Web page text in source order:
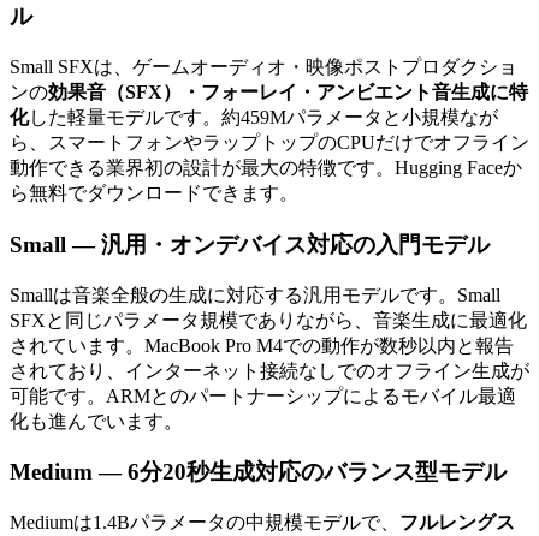
ル
Small SFXは、ゲームオーディオ・映像ポストプロダクショ
ンの効果音（SFX）・フォーレイ・アンビエント音生成に特
化した軽量モデルです。約459Mパラメータと小規模なが
ら、スマートフォンやラップトップのCPUだけでオフライン
動作できる業界初の設計が最大の特徴です。Hugging Faceか
ら無料でダウンロードできます。
Small — 汎用・オンデバイス対応の入門モデル
Smallは音楽全般の生成に対応する汎用モデルです。Small
SFXと同じパラメータ規模でありながら、音楽生成に最適化
されています。MacBook Pro M4での動作が数秒以内と報告
されており、インターネット接続なしでのオフライン生成が
可能です。ARMとのパートナーシップによるモバイル最適
化も進んでいます。
Medium — 6分20秒生成対応のバランス型モデル
Mediumは1.4Bパラメータの中規模モデルで、 フルレングス